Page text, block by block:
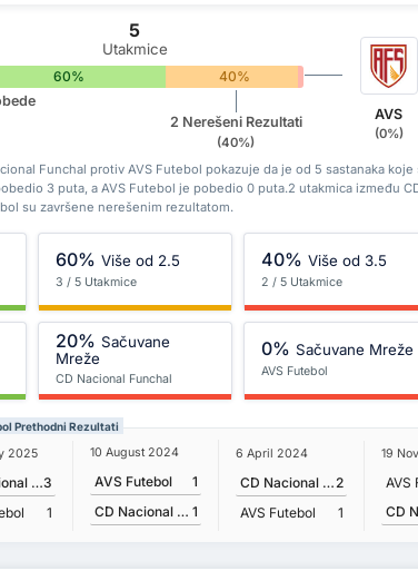
5
Utakmice
60% 40%
0%
2 Nerešeni Rezultati
(40%)
AVS
(0%)
Funchal protiv AVS Futebol pokazuje da je od 5 sastanaka koje
3 puta, a AVS Futebol je pobedio 0 puta.2 utakmica između
su završene nerešenim rezultatom.
60% Više od 2.5
3 / 5 Utakmice
40% Više od 3.5
2 / 5 Utakmice
20% Sačuvane
Mreže
CD Nacional Funchal
0% Sačuvane Mreže
AVS Futebol
Prethodni Rezultati
2025
CD Nacional Funchal3
1
10 August 2024
AVS Futebol
1
CD Nacional Funchal 1
6 April 2024
CD Nacional Funchal 2
AVS Futebol
1
19
AVS